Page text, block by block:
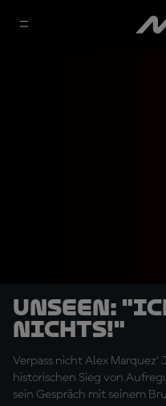
UNSEEN:
nichts!"
Verpass nicht Alex Marquez'
historischen Sieg von
sein Gespräch mit seinem